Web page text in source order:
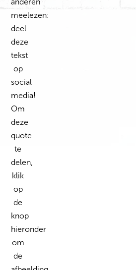
anderen
meelezen:
deel
deze
tekst
op
social
media!
Om
deze
quote
te
delen,
klik
op
de
knop
hieronder
om
de